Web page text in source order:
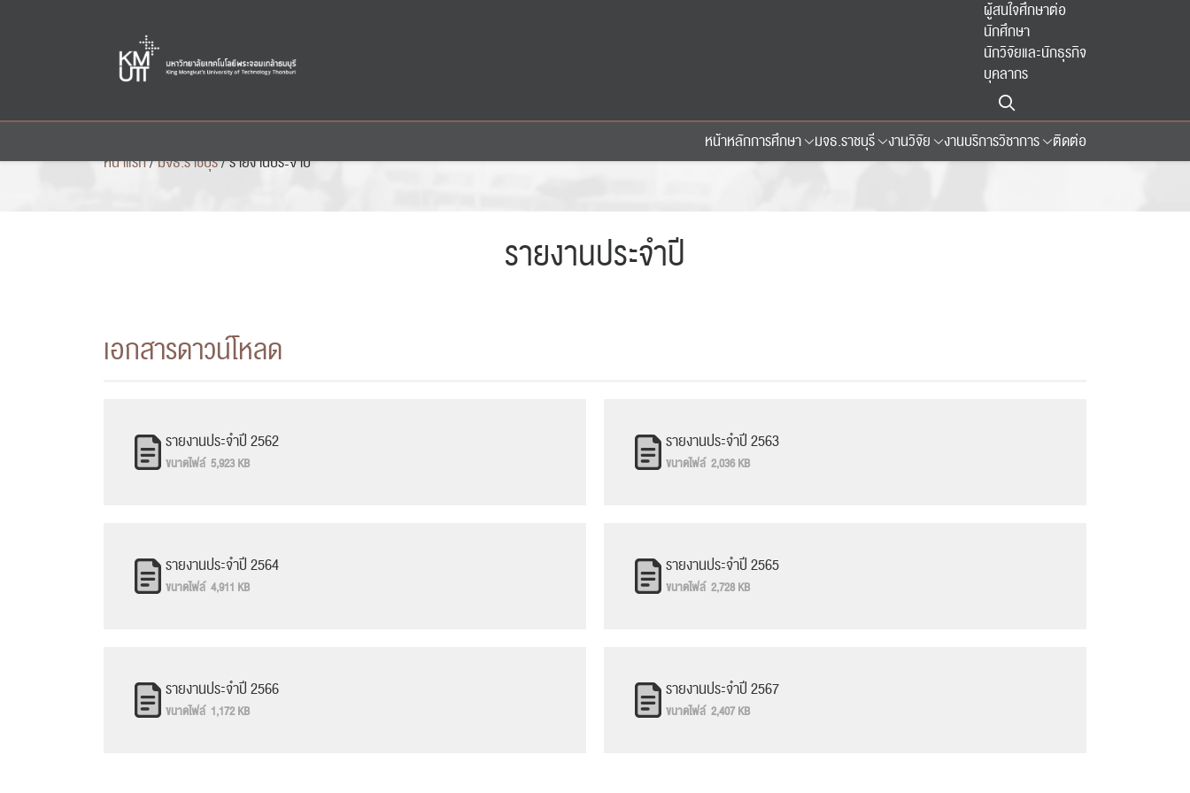
ผู้สนใจศึกษาต่อ
นักศึกษา
นักวิจัยและนักธุรกิจ
บุคลากร
หน้าหลักการศึกษา มจธ.ราชบุรี งานวิจัย งานบริการวิชาการ ติดต่อ
หน้าแรก/มจธ.ราชบุรี/รายงานประจำปี
รายงานประจำปี
เอกสารดาวน์โหลด
รายงานประจำปี 2562
ขนาดไฟล์ 5,923 KB
รายงานประจำปี 2563
ขนาดไฟล์ 2,036 KB
รายงานประจำปี 2564
ขนาดไฟล์ 4,911 KB
รายงานประจำปี 2565
ขนาดไฟล์ 2,728 KB
รายงานประจำปี 2566
ขนาดไฟล์ 1,172 KB
รายงานประจำปี 2567
ขนาดไฟล์ 2,407 KB